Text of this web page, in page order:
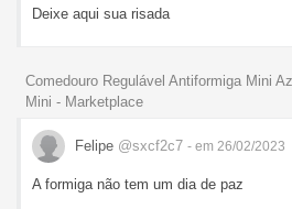
Deixe aqui sua risada
Comedouro Regulável Antiformiga Mini
Mini - Marketplace
Felipe @sxcf2c7 - em 26/02/2023
A formiga não tem um dia de paz